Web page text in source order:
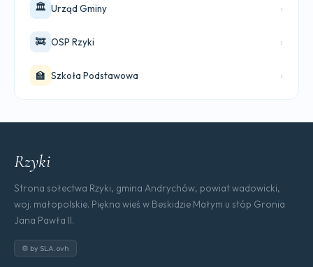
🏛️ Urząd Gminy ›
🚒 OSP Rzyki ›
🏫 Szkoła Podstawowa ›
Rzyki
Strona sołectwa Rzyki, gmina Andrychów, powiat wadowicki,
woj. małopolskie. Piękna wieś w Beskidzie Małym u stóp Gronia
Jana Pawła II.
⚙ by SLA.ovh